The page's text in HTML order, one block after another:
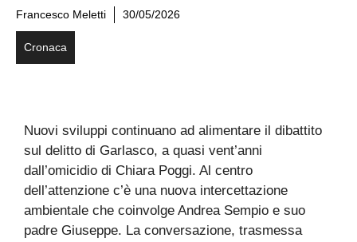
Francesco Meletti 30/05/2026
Cronaca
Nuovi sviluppi continuano ad alimentare il dibattito
sul delitto di Garlasco, a quasi vent’anni
dall’omicidio di Chiara Poggi. Al centro
dell’attenzione c’è una nuova intercettazione
ambientale che coinvolge Andrea Sempio e suo
padre Giuseppe. La conversazione, trasmessa